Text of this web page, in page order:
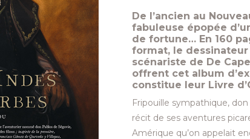
De l’ancien au
fabuleuse épopée
de fortune… En 160
format, le
scénariste de De
offrent cet album
constitue leur Livre
Fripouille sympathique,
récit de ses aventures
Amérique qu’on appelait